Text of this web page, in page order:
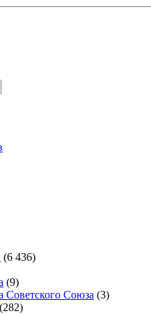
(6 436)
(9)
Советского Союза (3)
(282)